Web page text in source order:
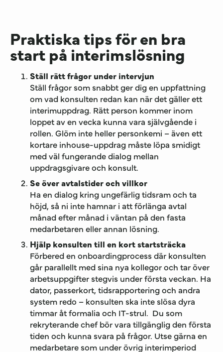
Praktiska tips för en bra
start på interimslösning
Ställ rätt frågor under intervjun
Ställ frågor som snabbt ger dig en uppfattning
om vad konsulten redan kan när det gäller ett
interimuppdrag. Rätt person kommer inom
loppet av en vecka kunna vara självgående i
rollen. Glöm inte heller personkemi – även ett
kortare inhouse-uppdrag måste löpa smidigt
med väl fungerande dialog mellan
uppdragsgivare och konsult.
Se över avtalstider och villkor
Ha en dialog kring ungefärlig tidsram och ta
höjd, så ni inte hamnar i att förlänga avtal
månad efter månad i väntan på den fasta
medarbetaren eller annan lösning.
Hjälp konsulten till en kort startsträcka
Förbered en onboardingprocess där konsulten
går parallellt med sina nya kollegor och tar över
arbetsuppgifter stegvis under första veckan. Ha
dator, passerkort, tidsrapportering och andra
system redo – konsulten ska inte slösa dyra
timmar åt formalia och IT-strul. Du som
rekryterande chef bör vara tillgänglig den första
tiden och kunna svara på frågor. Utse gärna en
medarbetare som under övrig interimperiod